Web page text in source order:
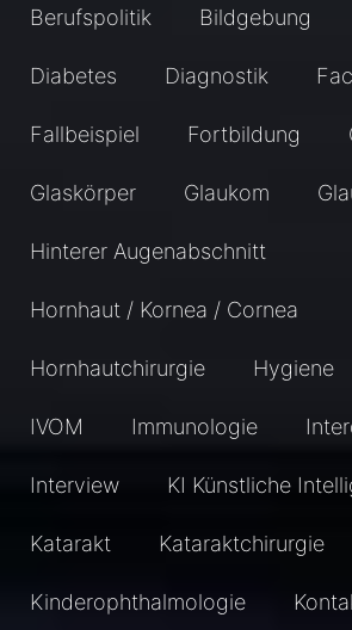
Berufspolitik Bildgebung
Diabetes Diagnostik
Fallbeispiel Fortbildung
Glaskörper Glaukom
Hinterer Augenabschnitt
Hornhaut / Kornea / Cornea
Hornhautchirurgie Hygiene
IVOM Immunologie
Interview KI Künstliche
Katarakt Kataraktchirurgie
Kinderophthalmologie